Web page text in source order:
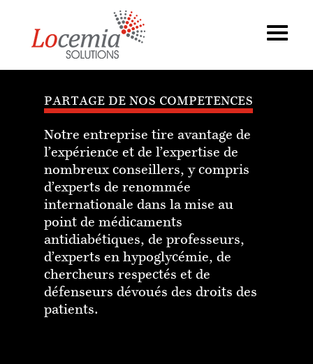
PARTAGE DE NOS COMPETENCES
Notre entreprise tire avantage de
l’expérience et de l’expertise de
nombreux conseillers, y compris
d’experts de renommée
internationale dans la mise au
point de médicaments
antidiabétiques, de professeurs,
d’experts en hypoglycémie, de
chercheurs respectés et de
défenseurs dévoués des droits des
patients.